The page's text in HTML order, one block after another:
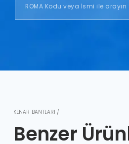
KENAR BANTLARI /
Benzer